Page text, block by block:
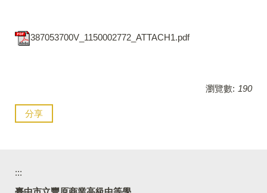
387053700V_1150002772_ATTACH1.pdf
瀏覽數: 190
分享
:::